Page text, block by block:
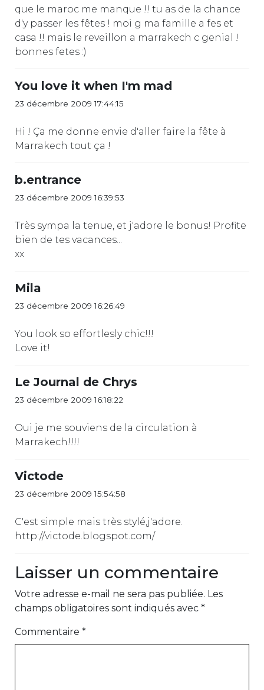
que le maroc me manque !! tu as de la chance
d'y passer les fêtes ! moi g ma famille a fes et
casa !! mais le reveillon a marrakech c genial !
bonnes fetes :)
You love it when I'm mad
23 décembre 2009 17:44:15
Hi ! Ça me donne envie d'aller faire la fête à
Marrakech tout ça !
b.entrance
23 décembre 2009 16:39:53
Très sympa la tenue, et j'adore le bonus! Profite
bien de tes vacances...
xx
Mila
23 décembre 2009 16:26:49
You look so effortlesly chic!!!
Love it!
Le Journal de Chrys
23 décembre 2009 16:18:22
Oui je me souviens de la circulation à
Marrakech!!!!
Victode
23 décembre 2009 15:54:58
C'est simple mais très stylé,j'adore.
http://victode.blogspot.com/
Laisser un commentaire
Votre adresse e-mail ne sera pas publiée. Les
champs obligatoires sont indiqués avec *
Commentaire *